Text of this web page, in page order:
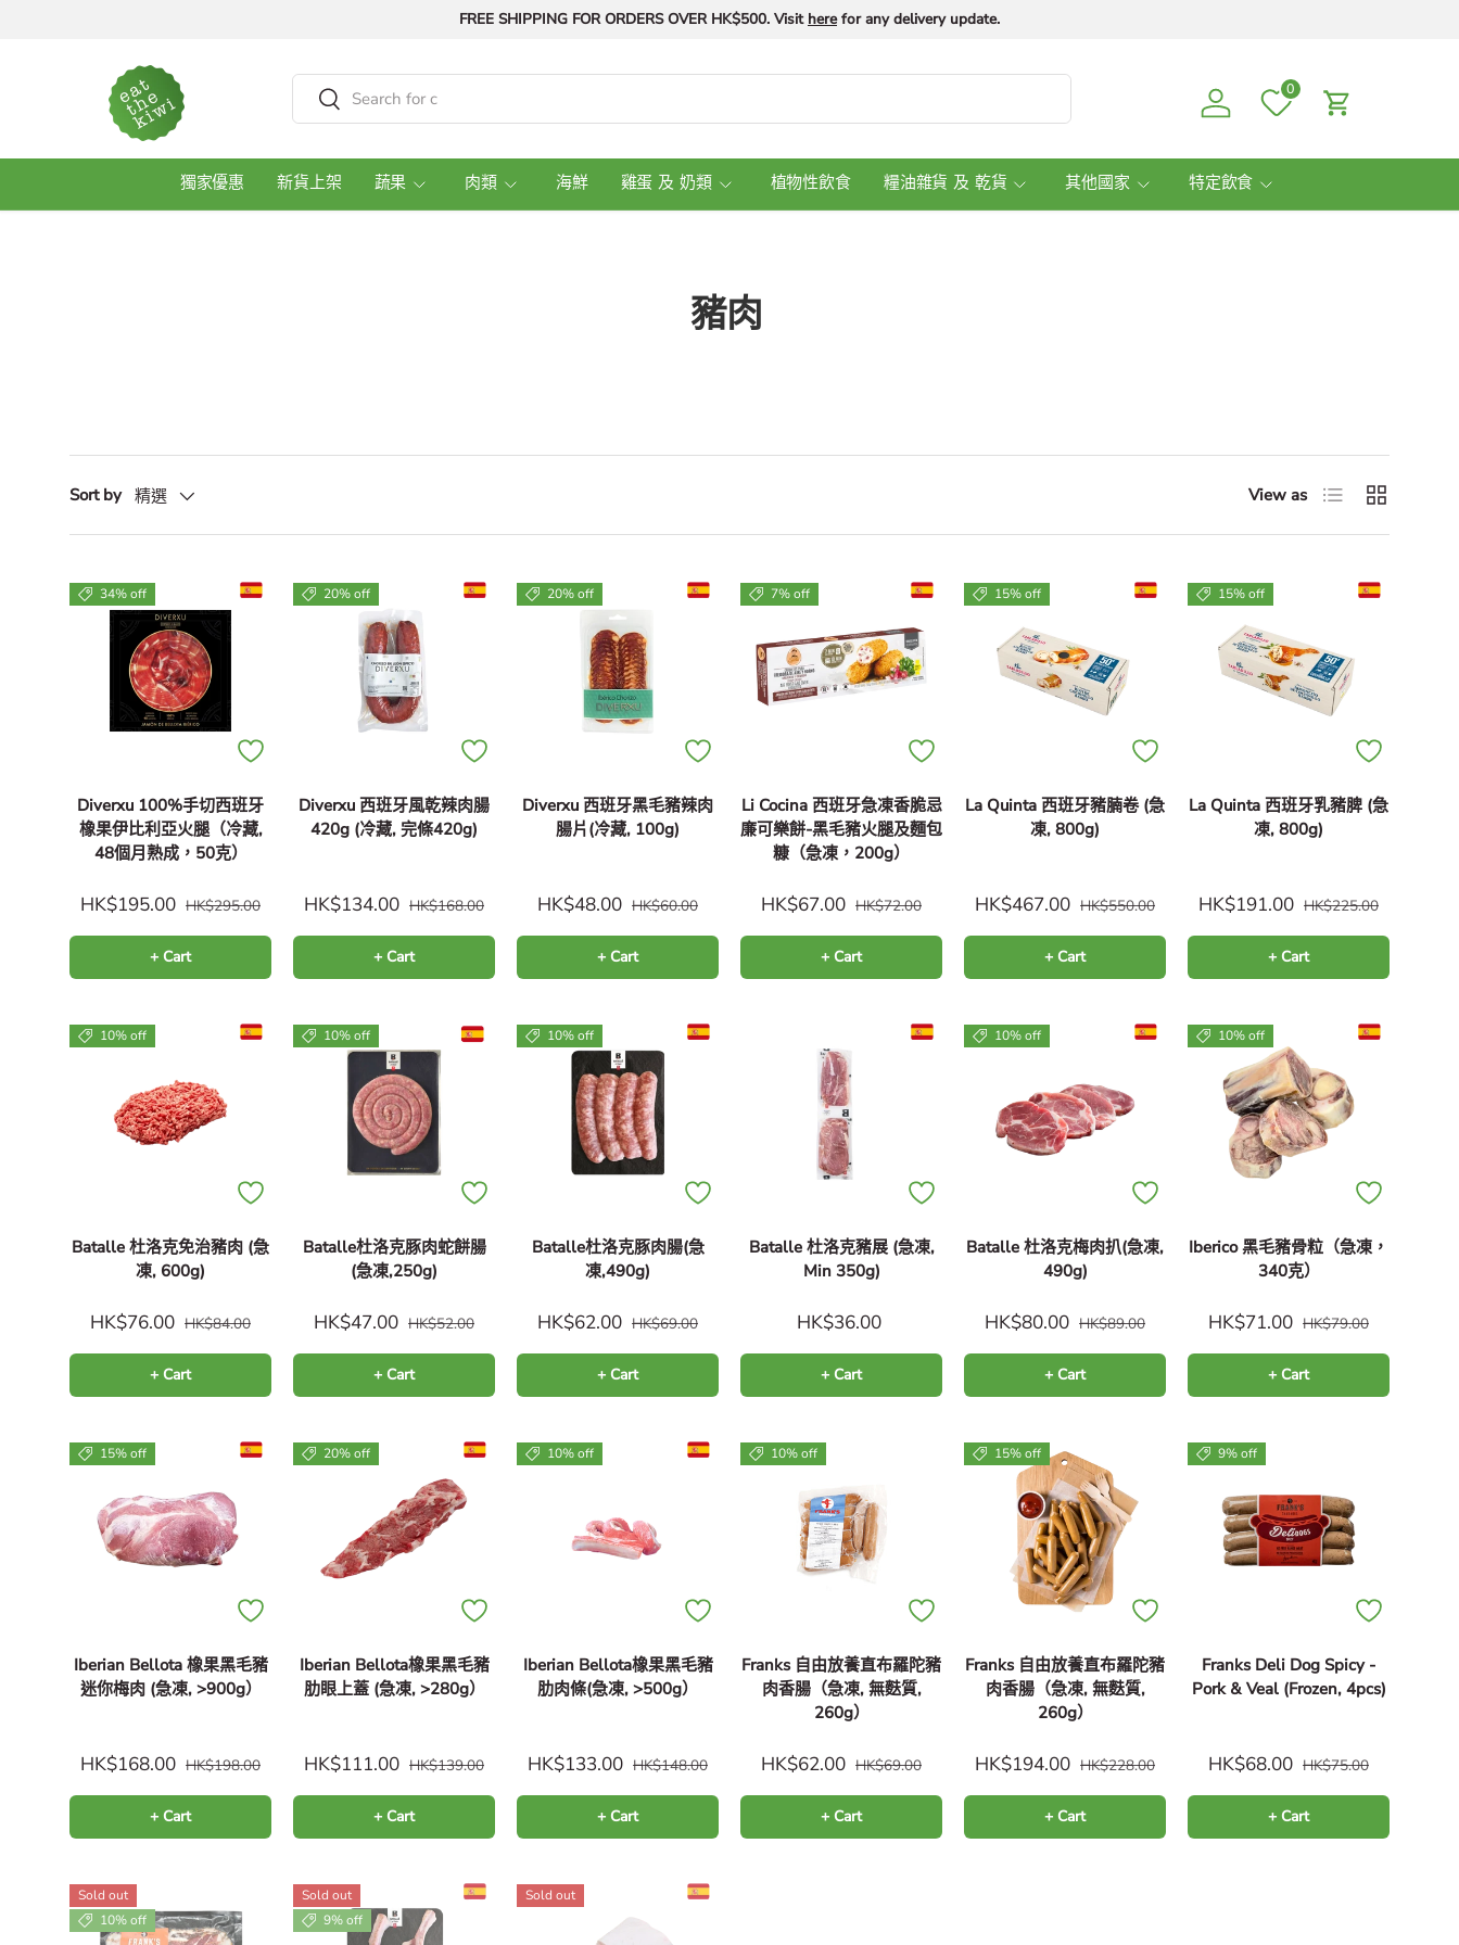
FREE SHIPPING FOR ORDERS OVER HK$500. Visit herefor any delivery update.
Search
Search
Log in
0
Cart
獨家優惠 新貨上架 蔬果 肉類 海鮮 雞蛋 及 奶類 植物性飲食 糧油雜貨 及 乾貨 其他國家 特定飲食
豬肉
Sort by 精選 View as List Grid
34% off
Diverxu 100%手切西班牙
橡果伊比利亞火腿（冷藏,
48個月熟成，50克）
HK$195.00 HK$295.00
+ Cart
20% off
Diverxu 西班牙風乾辣肉腸
420g (冷藏, 完條420g)
HK$134.00 HK$168.00
+ Cart
20% off
Diverxu 西班牙黑毛豬辣肉
腸片(冷藏, 100g)
HK$48.00 HK$60.00
+ Cart
7% off
Li Cocina 西班牙急凍香脆忌
廉可樂餅-黑毛豬火腿及麵包
糠（急凍，200g）
HK$67.00 HK$72.00
+ Cart
15% off
La Quinta 西班牙豬腩卷 (急
凍, 800g)
HK$467.00 HK$550.00
+ Cart
15% off
La Quinta 西班牙乳豬脾 (急
凍, 800g)
HK$191.00 HK$225.00
+ Cart
10% off
Batalle 杜洛克免治豬肉 (急
凍, 600g)
HK$76.00 HK$84.00
+ Cart
10% off
Batalle杜洛克豚肉蛇餅腸
(急凍,250g)
HK$47.00 HK$52.00
+ Cart
10% off
Batalle杜洛克豚肉腸(急
凍,490g)
HK$62.00 HK$69.00
+ Cart
Batalle 杜洛克豬展 (急凍,
Min 350g)
HK$36.00
+ Cart
10% off
Batalle 杜洛克梅肉扒(急凍,
490g)
HK$80.00 HK$89.00
+ Cart
10% off
Iberico 黑毛豬骨粒（急凍，
340克）
HK$71.00 HK$79.00
+ Cart
15% off
Iberian Bellota 橡果黑毛豬
迷你梅肉 (急凍, >900g）
HK$168.00 HK$198.00
+ Cart
20% off
Iberian Bellota橡果黑毛豬
肋眼上蓋 (急凍, >280g）
HK$111.00 HK$139.00
+ Cart
10% off
Iberian Bellota橡果黑毛豬
肋肉條(急凍, >500g）
HK$133.00 HK$148.00
+ Cart
10% off
Franks 自由放養直布羅陀豬
肉香腸（急凍, 無麩質,
260g）
HK$62.00 HK$69.00
+ Cart
15% off
Franks 自由放養直布羅陀豬
肉香腸（急凍, 無麩質,
260g）
HK$194.00 HK$228.00
+ Cart
9% off
Franks Deli Dog Spicy -
Pork & Veal (Frozen, 4pcs)
HK$68.00 HK$75.00
+ Cart
Sold out
10% off
Sold out
9% off
Sold out